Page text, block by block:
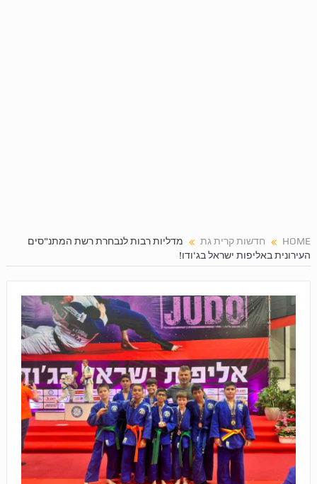
HOME חדשות קרית גת
מדליות רבות לנבחרת רשת המתנ"סים
העירונית באליפות ישראל בג'ודו!